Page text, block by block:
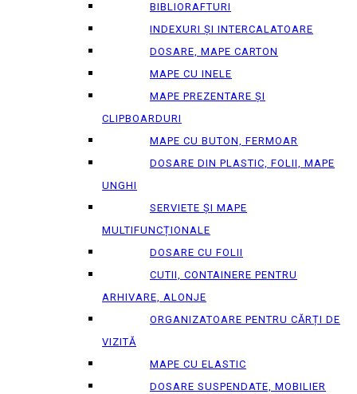
BIBLIORAFTURI
INDEXURI ȘI INTERCALATOARE
DOSARE, MAPE CARTON
MAPE CU INELE
MAPE PREZENTARE ȘI
CLIPBOARDURI
MAPE CU BUTON, FERMOAR
DOSARE DIN PLASTIC, FOLII, MAPE
UNGHI
SERVIETE ȘI MAPE
MULTIFUNCȚIONALE
DOSARE CU FOLII
CUTII, CONTAINERE PENTRU
ARHIVARE, ALONJE
ORGANIZATOARE PENTRU CĂRȚI DE
VIZITĂ
MAPE CU ELASTIC
DOSARE SUSPENDATE, MOBILIER